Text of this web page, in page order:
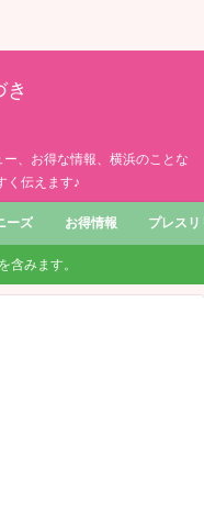
き
、お得な情報、横浜のことな
く伝えます♪
ーズ お得情報 プレス
含みます。